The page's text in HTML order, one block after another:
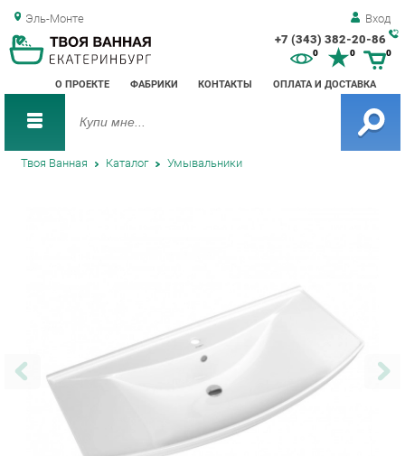
Эль-Монте Вход
+7 (343) 382-20-86
О ПРОЕКТЕ ФАБРИКИ КОНТАКТЫ ОПЛАТА И ДОСТАВКА
0 0
Твоя Ванная Каталог Умывальники